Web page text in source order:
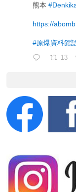
熊本
https://
#原爆資料館
13